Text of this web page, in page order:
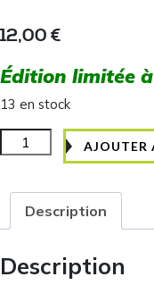
12,00 €
Édition limitée
13 en stock
quantité
de
"Carmine
et
AJOUTER
Description
Description